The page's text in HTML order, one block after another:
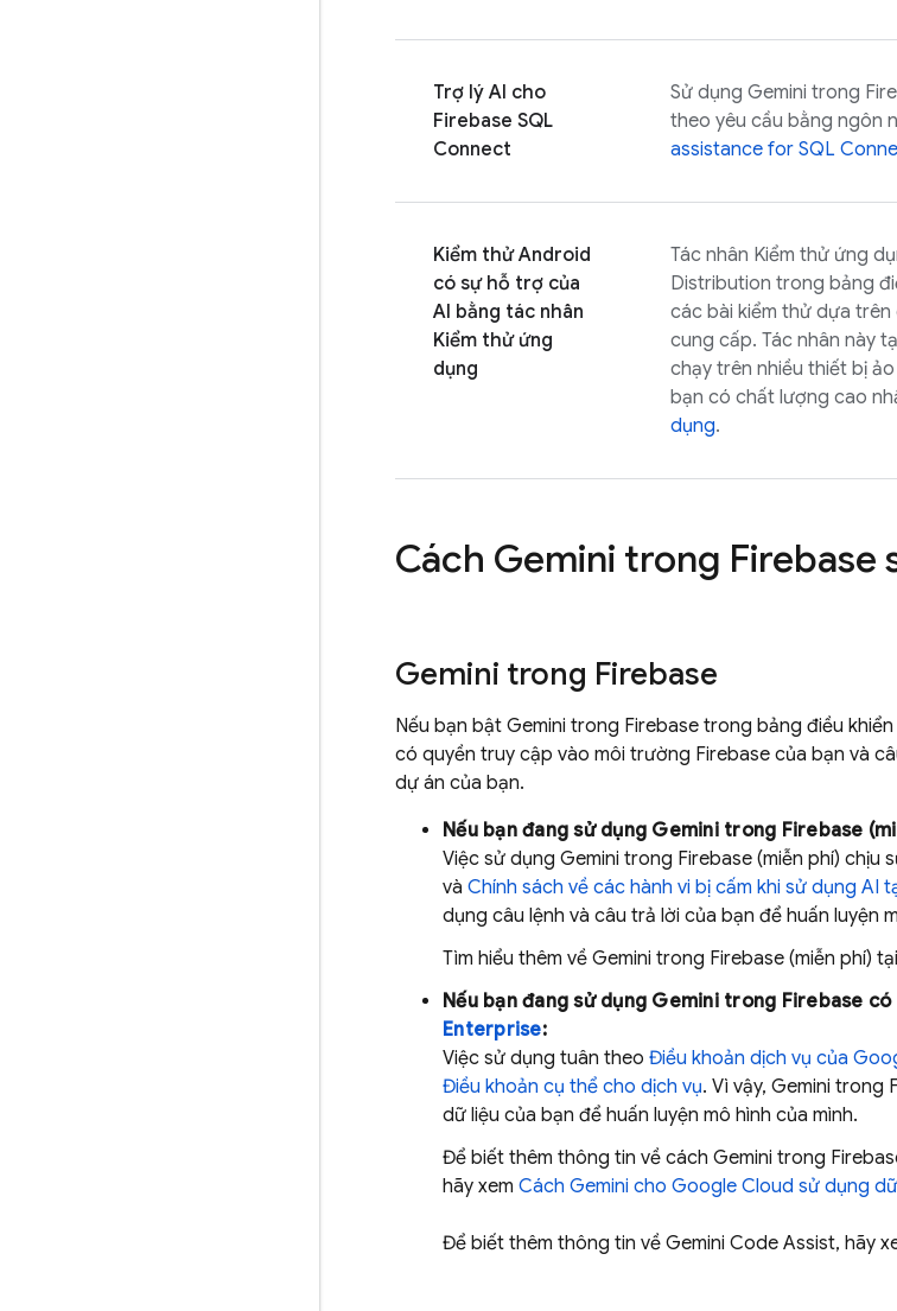
Trợ lý AI cho
Firebase SQL
Connect
Sử dụng Gemini trong
theo yêu cầu bằng ngôn
assistance for SQL
Kiểm thử Android
có sự hỗ trợ của
AI bằng tác nhân
Kiểm thử ứng
dụng
Tác nhân Kiểm thử ứng
Distribution trong bảng
các bài kiểm thử dựa
cung cấp. Tác nhân này
chạy trên nhiều thiết bị
bạn có chất lượng cao
dụng.
Cách Gemini trong Firebase
Gemini trong Firebase
Nếu bạn bật Gemini trong Firebase trong bảng điều khiển
có quyền truy cập vào môi trường Firebase của bạn và
dự án của bạn.
Nếu bạn đang sử dụng Gemini trong Firebase
Việc sử dụng Gemini trong Firebase (miễn phí) chịu
và Chính sách về các hành vi bị cấm khi sử dụng AI
dụng câu lệnh và câu trả lời của bạn để huấn luyện
Tìm hiểu thêm về Gemini trong Firebase (miễn phí) tại
Nếu bạn đang sử dụng Gemini trong Firebase có
Enterprise:
Việc sử dụng tuân theo Điều khoản dịch vụ của
Điều khoản cụ thể cho dịch vụ. Vì vậy, Gemini trong
dữ liệu của bạn để huấn luyện mô hình của mình.
Để biết thêm thông tin về cách Gemini trong
hãy xem Cách Gemini cho Google Cloud sử dụng
Để biết thêm thông tin về Gemini Code Assist, hãy